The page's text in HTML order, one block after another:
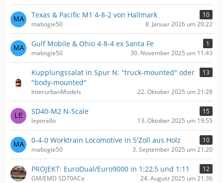
Texas & Pacific M1 4-8-2 von Hallmark
10
mabogie50
8. Januar 2026 um 20:22
Gulf Mobile & Ohio 4-8-4 ex Santa Fe
1
mabogie50
30. November 2025 um 11:43
Kupplungssalat in Spur N: "truck-mounted" oder
"body-mounted"
13
InterurbanModels 22. Oktober 2025 um 21:28
SD40-M2 N-Scale
15
leporello
13. Oktober 2025 um 19:55
0-4-0 Worktrain Locomotive in 5'Zoll aus Holz
10
mabogie50
3. September 2025 um 21:20
PROJEKT: EuroDual/Euro9000 in 1:22,5 und 1:11
12
GM/EMD SD70ACe
24. August 2025 um 21:36